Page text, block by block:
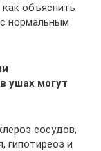
объяснить
нормальным
ушах могут
сосудов,
гипотиреоз и